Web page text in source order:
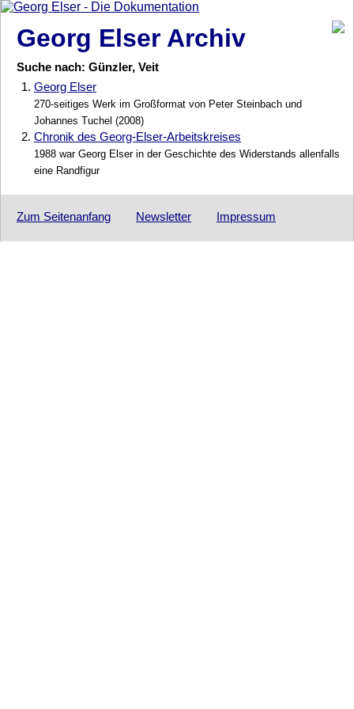
Georg Elser Archiv
Suche nach: Günzler, Veit
1. Georg Elser
270-seitiges Werk im Großformat von Peter Steinbach und
Johannes Tuchel (2008)
2. Chronik des Georg-Elser-Arbeitskreises
1988 war Georg Elser in der Geschichte des Widerstands allenfalls
eine Randfigur
Zum Seitenanfang Newsletter Impressum